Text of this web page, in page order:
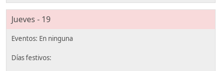
Jueves - 19